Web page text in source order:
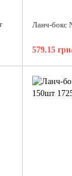
Ланч-бокс
579.15